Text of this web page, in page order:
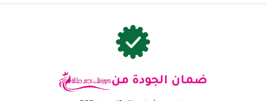
ضمان الجودة من